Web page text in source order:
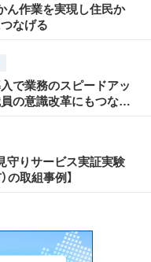
ん作業を実現し住民か
なげる
で業務のスピードアッ
の意識改革にもつなげ
守りサービス実証実験
の取組事例】